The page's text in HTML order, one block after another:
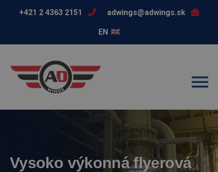
+421 2 4363 2151 adwings@adwings.sk
EN
Vysoko výkonná flyerová